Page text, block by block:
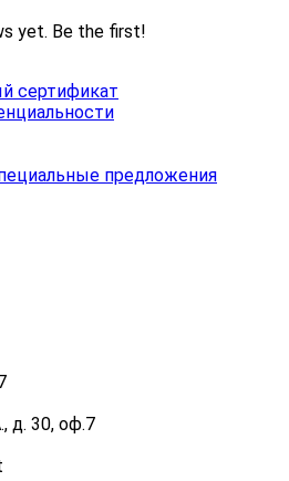
yet. Be the first!
сертификат
предложения
д. 30, оф.7